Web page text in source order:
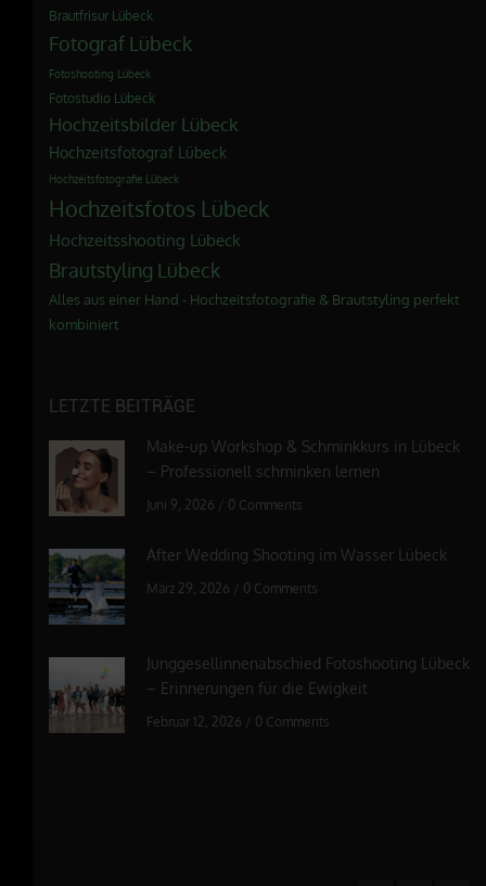
Brautfrisur Lübeck
Fotograf Lübeck
Fotoshooting Lübeck
Fotostudio Lübeck
Hochzeitsbilder Lübeck
Hochzeitsfotograf Lübeck
Hochzeitsfotografie Lübeck
Hochzeitsfotos Lübeck
Hochzeitsshooting Lübeck
Brautstyling Lübeck
Alles aus einer Hand - Hochzeitsfotografie & Brautstyling perfekt
kombiniert
LETZTE BEITRÄGE
Make-up Workshop & Schminkkurs in Lübeck
– Professionell schminken lernen
Juni 9, 2026 / 0 Comments
After Wedding Shooting im Wasser Lübeck
März 29, 2026 / 0 Comments
Junggesellinnenabschied Fotoshooting Lübeck
– Erinnerungen für die Ewigkeit
Februar 12, 2026 / 0 Comments